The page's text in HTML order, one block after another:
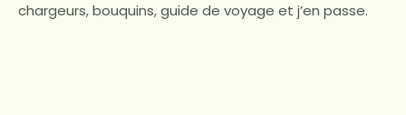
chargeurs, bouquins, guide de voyage et j’en passe.